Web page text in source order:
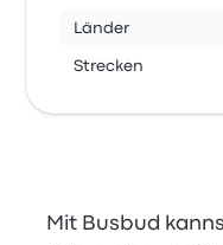
Länder
Strecken
Mit Busbud